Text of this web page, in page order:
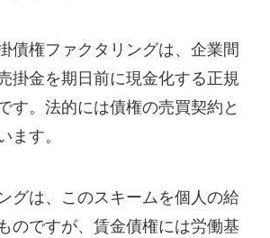
債権ファクタリングは、企業間
掛金を期日前に現金化する正規
す。法的には債権の売買契約と
ます。
グは、このスキームを個人の給
のですが、賃金債権には労働基